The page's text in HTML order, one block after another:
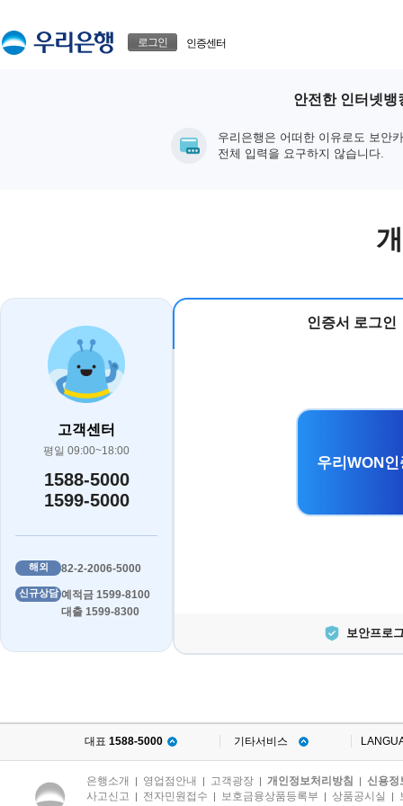
로그인 인증센터
안전한 인터넷뱅
우리은행은 어떠한 이유로도 보안
전체 입력을 요구하지 않습니다.
고객센터
평일 09:00~18:00
1588-5000
1599-5000
해외 82-2-2006-5000
신규상담 예적금 1599-8100
대출 1599-8300
인증서 로그인
우리WON
보안프로
대표 1588-5000 기타서비스
은행소개 | 영업점안내 | 고객광장 | 개인정보처리방침 | 신용정
사고신고 | 전자민원접수 | 보호금융상품등록부 | 상품공시실 |